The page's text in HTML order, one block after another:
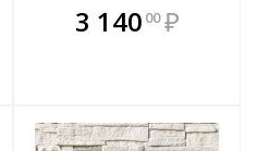
В комплекте
всегда выгоднее!
3 140 00 ₽